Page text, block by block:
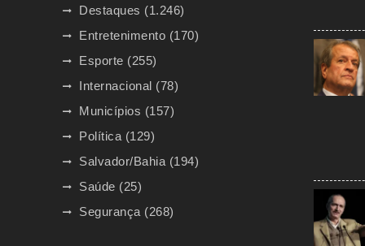
Destaques (1.246)
Entretenimento (170)
Esporte (255)
Internacional (78)
Municípios (157)
Política (129)
Salvador/Bahia (194)
Saúde (25)
Segurança (268)